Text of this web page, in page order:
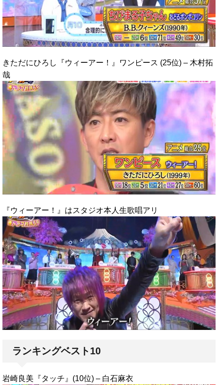
きただにひろし『ウィーアー！』ワンピース (25位) – 木村拓
哉
『ウィーアー！』はスタジオ本人生歌唱アリ
ランキングベスト10
岩崎良美『タッチ』(10位) – 白石麻衣